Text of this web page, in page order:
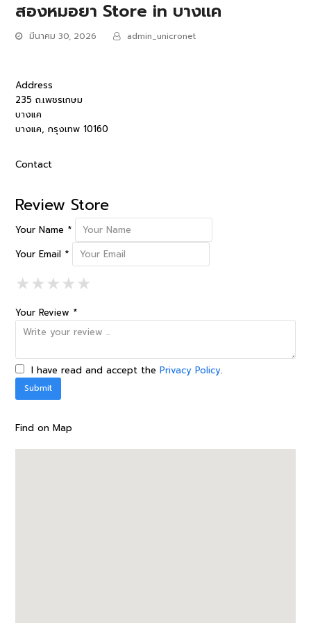
สองหมอยา Store in บางแค
มีนาคม 30, 2026 admin_unicronet
Address
235 ถ.เพชรเกษม
บางแค
บางแค, กรุงเทพ 10160
Contact
Review Store
Your Name *
Your Email *
★1 Star
★★2 Stars
★★★3 Stars
★★★★4 Stars
★★★★★5 Stars
Your Review *
I have read and accept thePrivacy Policy.
Find on Map